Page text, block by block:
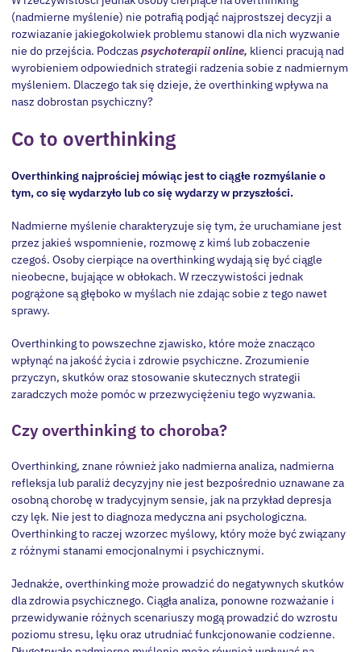
(nadmierne myślenie) nie potrafią podjąć najprostszej decyzji a
rozwiazanie jakiegokolwiek problemu stanowi dla nich wyzwanie
nie do przejścia. Podczas psychoterapii online, klienci pracują nad
wyrobieniem odpowiednich strategii radzenia sobie z nadmiernym
myśleniem. Dlaczego tak się dzieje, że overthinking wpływa na
nasz dobrostan psychiczny?
Co to overthinking
Overthinking najprościej mówiąc jest to ciągłe rozmyślanie o
tym, co się wydarzyło lub co się wydarzy w przyszłości.
Nadmierne myślenie charakteryzuje się tym, że uruchamiane jest
przez jakieś wspomnienie, rozmowę z kimś lub zobaczenie
czegoś. Osoby cierpiące na overthinking wydają się być ciągle
nieobecne, bujające w obłokach. W rzeczywistości jednak
pogrążone są głęboko w myślach nie zdając sobie z tego nawet
sprawy.
Overthinking to powszechne zjawisko, które może znacząco
wpłynąć na jakość życia i zdrowie psychiczne. Zrozumienie
przyczyn, skutków oraz stosowanie skutecznych strategii
zaradczych może pomóc w przezwyciężeniu tego wyzwania.
Czy overthinking to choroba?
Overthinking, znane również jako nadmierna analiza, nadmierna
refleksja lub paraliż decyzyjny nie jest bezpośrednio uznawane za
osobną chorobę w tradycyjnym sensie, jak na przykład depresja
czy lęk. Nie jest to diagnoza medyczna ani psychologiczna.
Overthinking to raczej wzorzec myślowy, który może być związany
z różnymi stanami emocjonalnymi i psychicznymi.
Jednakże, overthinking może prowadzić do negatywnych skutków
dla zdrowia psychicznego. Ciągła analiza, ponowne rozważanie i
przewidywanie różnych scenariuszy mogą prowadzić do wzrostu
poziomu stresu, lęku oraz utrudniać funkcjonowanie codzienne.